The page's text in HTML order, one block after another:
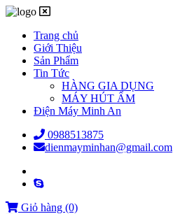
Trang chủ
Giới Thiệu
Sản Phẩm
Tin Tức
HÀNG GIA DỤNG
MÁY HÚT ẨM
Điện Máy Minh An
0988513875
dienmayminhan@gmail.com
Giỏ hàng (0)